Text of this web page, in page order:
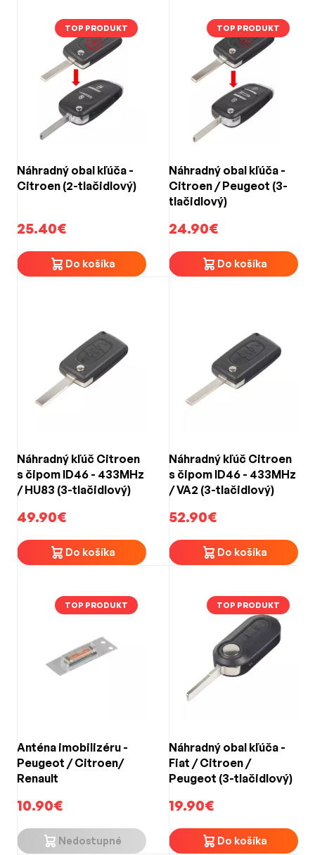
TOP PRODUKT
Náhradný obal kľúča -
Citroen (2-tlačidlový)
25.40€
Do košíka
TOP PRODUKT
Náhradný obal kľúča -
Citroen / Peugeot (3-
tlačidlový)
24.90€
Do košíka
Náhradný kľúč Citroen
s čipom ID46 - 433MHz
/ HU83 (3-tlačidlový)
49.90€
Do košíka
Náhradný kľúč Citroen
s čipom ID46 - 433MHz
/ VA2 (3-tlačidlový)
52.90€
Do košíka
TOP PRODUKT
Anténa imobilizéru -
Peugeot / Citroen/
Renault
10.90€
Nedostupné
TOP PRODUKT
Náhradný obal kľúča -
Fiat / Citroen /
Peugeot (3-tlačidlový)
19.90€
Do košíka